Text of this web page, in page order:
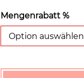
Mengenrabatt %
Option auswählen